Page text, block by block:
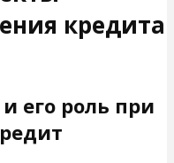
кредита
его роль при